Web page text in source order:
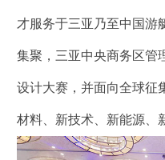
才服务于三亚乃至中国游
集聚，三亚中央商务区管
设计大赛，并面向全球征
材料、新技术、新能源、